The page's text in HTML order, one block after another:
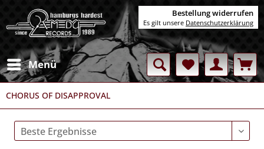
Menü
CHORUS OF DISAPPROVAL
Bestellung widerrufen
Es gilt unsere Datenschutzerklärung